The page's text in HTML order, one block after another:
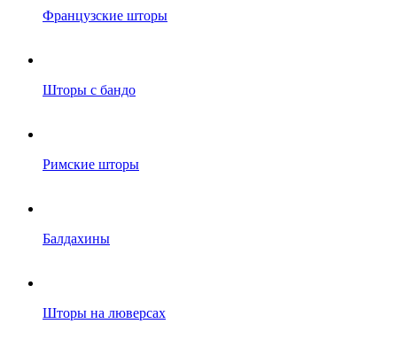
Французские шторы
Шторы с бандо
Римские шторы
Балдахины
Шторы на люверсах